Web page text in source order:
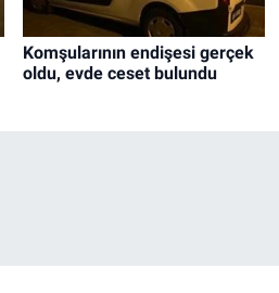
Komşularının endişesi gerçek
oldu, evde ceset bulundu